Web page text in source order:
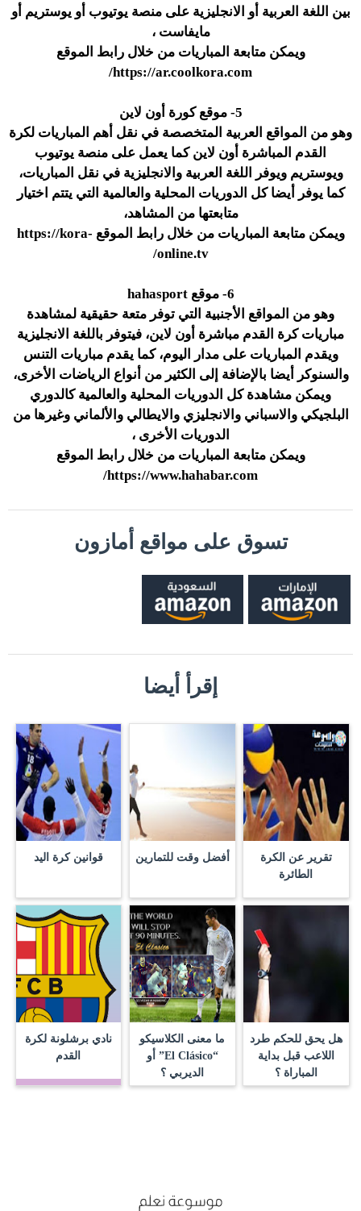
بين اللغة العربية أو الانجليزية على منصة يوتيوب أو يوستريم أو
مايفاست ،
ويمكن متابعة المباريات من خلال رابط الموقع
https://ar.coolkora.com/
5- موقع كورة أون لاين
وهو من المواقع العربية المتخصصة في نقل أهم المباريات لكرة
القدم المباشرة أون لاين كما يعمل على منصة يوتيوب
ويوستريم ويوفر اللغة العربية والانجليزية في نقل المباريات،
كما يوفر أيضا كل الدوريات المحلية والعالمية التي يتتم اختيار
متابعتها من المشاهد،
ويمكن متابعة المباريات من خلال رابط الموقع https://kora-
online.tv/
6- موقع hahasport
وهو من المواقع الأجنبية التي توفر متعة حقيقية لمشاهدة
مباريات كرة القدم مباشرة أون لاين، فيتوفر باللغة الانجليزية
ويقدم المباريات على مدار اليوم، كما يقدم مباريات التنس
والسنوكر أيضا بالإضافة إلى الكثير من أنواع الرياضات الأخرى،
ويمكن مشاهدة كل الدوريات المحلية والعالمية كالدوري
البلجيكي والاسباني والانجليزي والايطالي والألماني وغيرها من
الدوريات الأخرى ،
ويمكن متابعة المباريات من خلال رابط الموقع
https://www.hahabar.com/
تسوق على مواقع أمازون
إقرأ أيضا
تقرير عن الكرة
الطائرة
أفضل وقت للتمارين قوانين كرة اليد
هل يحق للحكم طرد
اللاعب قبل بداية
المباراة ؟
ما معنى الكلاسيكو
“El Clásico” أو
الديربي ؟
نادي برشلونة لكرة
القدم